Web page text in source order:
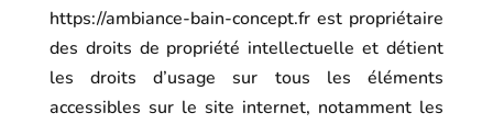
https://ambiance-bain-concept.frest propriétaire
des droits de propriété intellectuelle et détient
les droits d’usage sur tous les éléments
accessibles sur le site internet, notamment les